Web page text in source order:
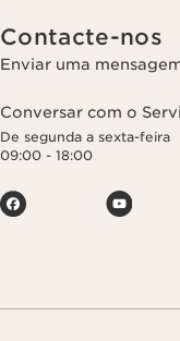
Contacte-nos
Enviar uma
Conversar com o
De segunda a sexta-feira
09:00 - 18:00